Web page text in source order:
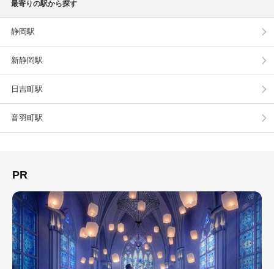
最寄りの駅から探す
静岡駅
新静岡駅
日吉町駅
音羽町駅
PR